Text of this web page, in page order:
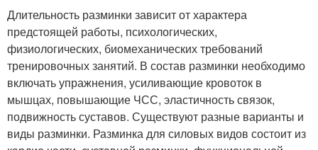
Длительность разминки зависит от характера
предстоящей работы, психологических,
физиологических, биомеханических требований
тренировочных занятий. В состав разминки необходимо
включать упражнения, усиливающие кровоток в
мышцах, повышающие ЧСС, эластичность связок,
подвижность суставов. Существуют разные варианты и
виды разминки. Разминка для силовых видов состоит из